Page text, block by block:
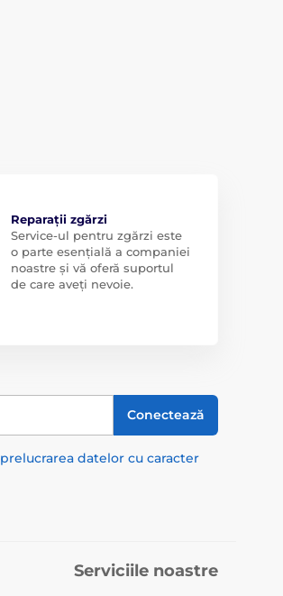
Reparații zgărzi
Service-ul pentru zgărzi este
o parte esențială a companiei
noastre și vă oferă suportul
de care aveți nevoie.
Conectează
prelucrarea datelor cu caracter
Serviciile noastre